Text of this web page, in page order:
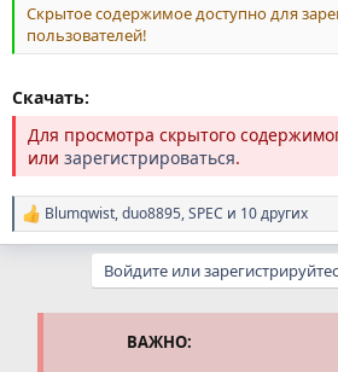
Скрытое содержимое доступно для
пользователей!
Скачать:
Для просмотра скрытого
или зарегистрироваться.
Р
е
Blumqwist,duo8895,SPEC и 10 других
Войдите или
ВАЖНО: